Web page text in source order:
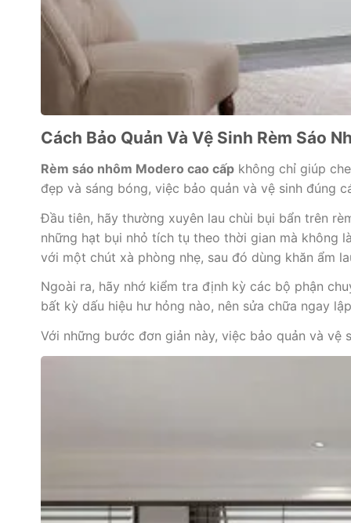
Cách Bảo Quản Và Vệ Sinh Rèm Sáo
Rèm sáo nhôm Modero cao cấpkhông chỉ giúp
đẹp và sáng bóng, việc bảo quản và vệ sinh đúng
Đầu tiên, hãy thường xuyên lau chùi bụi bẩn trên
những hạt bụi nhỏ tích tụ theo thời gian mà không
với một chút xà phòng nhẹ, sau đó dùng khăn ẩm
Ngoài ra, hãy nhớ kiểm tra định kỳ các bộ phận
bất kỳ dấu hiệu hư hỏng nào, nên sửa chữa ngay
Với những bước đơn giản này, việc bảo quản và